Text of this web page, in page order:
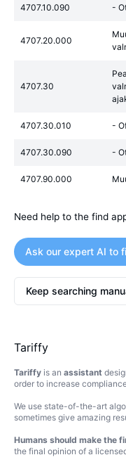
4707.10.090 -
4707.20.000
4707.30
4707.30.010 -
4707.30.090 -
4707.90.000
Need help to the find
Ask our expert AI to
Keep searching
Tariffy
Tariffy is an assistant
order to increase
We use state-of-the-art
sometimes give amazing
Humans should make the
the final opinion of a